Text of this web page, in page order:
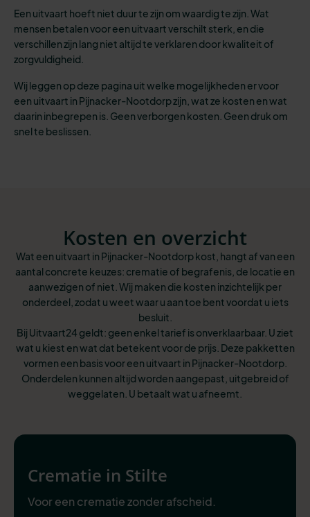
Een uitvaart hoeft niet duur te zijn om waardig te zijn. Wat
mensen betalen voor een uitvaart verschilt sterk, en die
verschillen zijn lang niet altijd te verklaren door kwaliteit of
zorgvuldigheid.
Wij leggen op deze pagina uit welke mogelijkheden er voor
een uitvaart in Pijnacker-Nootdorp zijn, wat ze kosten en wat
daarin inbegrepen is. Geen verborgen kosten. Geen druk om
snel te beslissen.
Kosten en overzicht
Wat een uitvaart in Pijnacker-Nootdorp kost, hangt af van een
aantal concrete keuzes: crematie of begrafenis, de locatie en
aanwezigen of niet. Wij maken die kosten inzichtelijk per
onderdeel, zodat u weet waar u aan toe bent voordat u iets
besluit.
Bij Uitvaart24 geldt: geen enkel tarief is onverklaarbaar. U ziet
wat u kiest en wat dat betekent voor de prijs. Deze pakketten
vormen een basis voor een uitvaart in Pijnacker-Nootdorp.
Onderdelen kunnen altijd worden aangepast, uitgebreid of
weggelaten. U betaalt wat u afneemt.
Crematie in Stilte
Voor een crematie zonder afscheid.